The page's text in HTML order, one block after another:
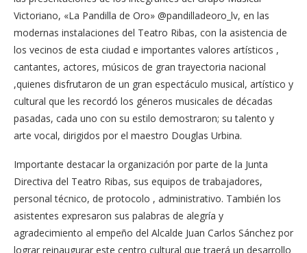
Victoriano, «La Pandilla de Oro» @pandilladeoro_lv, en las
modernas instalaciones del Teatro Ribas, con la asistencia de
los vecinos de esta ciudad e importantes valores artísticos ,
cantantes, actores, músicos de gran trayectoria nacional
,quienes disfrutaron de un gran espectáculo musical, artístico y
cultural que les recordó los géneros musicales de décadas
pasadas, cada uno con su estilo demostraron; su talento y
arte vocal, dirigidos por el maestro Douglas Urbina.
Importante destacar la organización por parte de la Junta
Directiva del Teatro Ribas, sus equipos de trabajadores,
personal técnico, de protocolo , administrativo. También los
asistentes expresaron sus palabras de alegría y
agradecimiento al empeño del Alcalde Juan Carlos Sánchez por
lograr reinaugurar este centro cultural que traerá un desarrollo